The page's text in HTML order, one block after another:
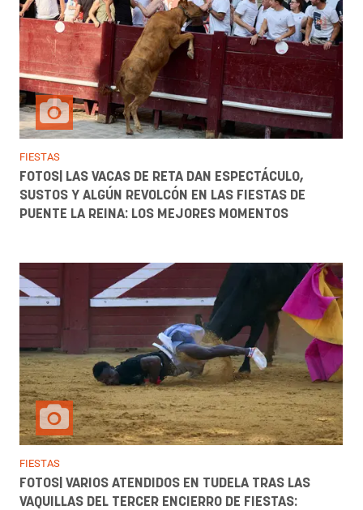
FIESTAS
FOTOS| LAS VACAS DE RETA DAN ESPECTÁCULO,
SUSTOS Y ALGÚN REVOLCÓN EN LAS FIESTAS DE
PUENTE LA REINA: LOS MEJORES MOMENTOS
FIESTAS
FOTOS| VARIOS ATENDIDOS EN TUDELA TRAS LAS
VAQUILLAS DEL TERCER ENCIERRO DE FIESTAS: